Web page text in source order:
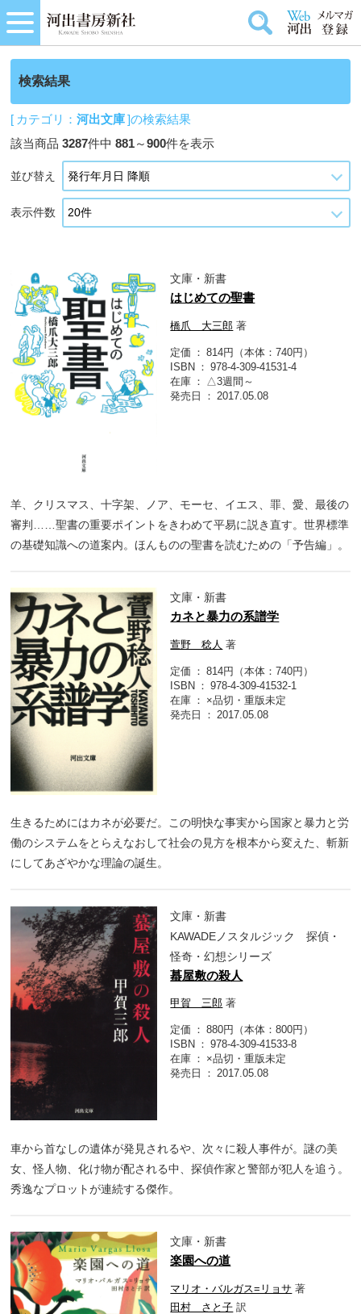
検索結果
[ カテゴリ：河出文庫]の検索結果
該当商品3287件中881～900件を表示
並び替え
表示件数
文庫・新書
はじめての聖書
橋爪 大三郎 著
定価
814円（本体：740円）
ISBN
978-4-309-41531-4
在庫
△3週間～
発売日
2017.05.08
羊、クリスマス、十字架、ノア、モーセ、イエス、罪、愛、最後の
審判……聖書の重要ポイントをきわめて平易に説き直す。世界標準
の基礎知識への道案内。ほんものの聖書を読むための「予告編」。
文庫・新書
カネと暴力の系譜学
萱野 稔人 著
定価
814円（本体：740円）
ISBN
978-4-309-41532-1
在庫
×品切・重版未定
発売日
2017.05.08
生きるためにはカネが必要だ。この明快な事実から国家と暴力と労
働のシステムをとらえなおして社会の見方を根本から変えた、斬新
にしてあざやかな理論の誕生。
文庫・新書
KAWADEノスタルジック 探偵・
怪奇・幻想シリーズ
蟇屋敷の殺人
甲賀 三郎 著
定価
880円（本体：800円）
ISBN
978-4-309-41533-8
在庫
×品切・重版未定
発売日
2017.05.08
車から首なしの遺体が発見されるや、次々に殺人事件が。謎の美
女、怪人物、化け物が配される中、探偵作家と警部が犯人を追う。
秀逸なプロットが連続する傑作。
文庫・新書
楽園への道
マリオ・バルガス=リョサ 著
田村 さと子 訳